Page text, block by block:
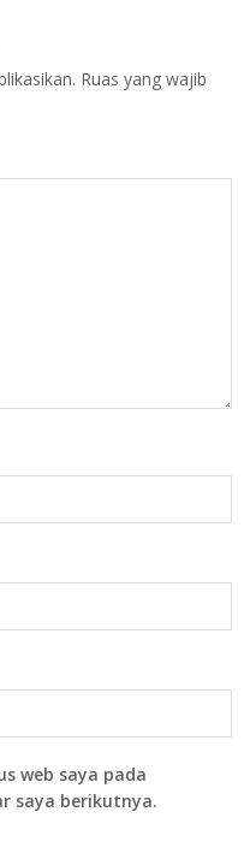
Ruas yang wajib
web saya pada
saya berikutnya.